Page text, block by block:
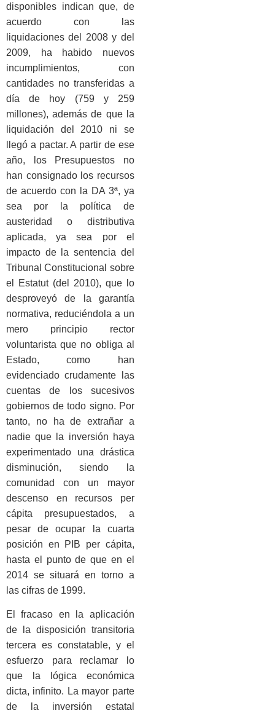
disponibles indican que, de
acuerdo con las
liquidaciones del 2008 y del
2009, ha habido nuevos
incumplimientos, con
cantidades no transferidas a
día de hoy (759 y 259
millones), además de que la
liquidación del 2010 ni se
llegó a pactar. A partir de ese
año, los Presupuestos no
han consignado los recursos
de acuerdo con la DA 3ª, ya
sea por la política de
austeridad o distributiva
aplicada, ya sea por el
impacto de la sentencia del
Tribunal Constitucional sobre
el Estatut (del 2010), que lo
desproveyó de la garantía
normativa, reduciéndola a un
mero principio rector
voluntarista que no obliga al
Estado, como han
evidenciado crudamente las
cuentas de los sucesivos
gobiernos de todo signo. Por
tanto, no ha de extrañar a
nadie que la inversión haya
experimentado una drástica
disminución, siendo la
comunidad con un mayor
descenso en recursos per
cápita presupuestados, a
pesar de ocupar la cuarta
posición en PIB per cápita,
hasta el punto de que en el
2014 se situará en torno a
las cifras de 1999.
El fracaso en la aplicación
de la disposición transitoria
tercera es constatable, y el
esfuerzo para reclamar lo
que la lógica económica
dicta, infinito. La mayor parte
de la inversión estatal